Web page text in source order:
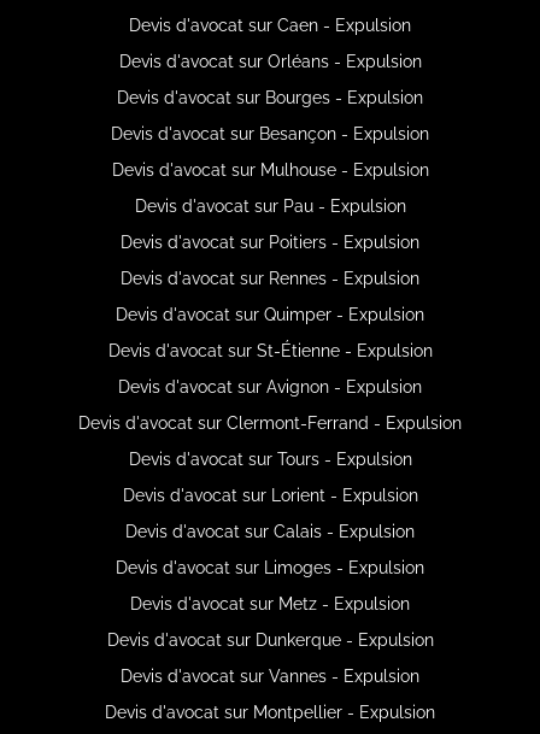
Devis d'avocat sur Caen - Expulsion
Devis d'avocat sur Orléans - Expulsion
Devis d'avocat sur Bourges - Expulsion
Devis d'avocat sur Besançon - Expulsion
Devis d'avocat sur Mulhouse - Expulsion
Devis d'avocat sur Pau - Expulsion
Devis d'avocat sur Poitiers - Expulsion
Devis d'avocat sur Rennes - Expulsion
Devis d'avocat sur Quimper - Expulsion
Devis d'avocat sur St-Étienne - Expulsion
Devis d'avocat sur Avignon - Expulsion
Devis d'avocat sur Clermont-Ferrand - Expulsion
Devis d'avocat sur Tours - Expulsion
Devis d'avocat sur Lorient - Expulsion
Devis d'avocat sur Calais - Expulsion
Devis d'avocat sur Limoges - Expulsion
Devis d'avocat sur Metz - Expulsion
Devis d'avocat sur Dunkerque - Expulsion
Devis d'avocat sur Vannes - Expulsion
Devis d'avocat sur Montpellier - Expulsion